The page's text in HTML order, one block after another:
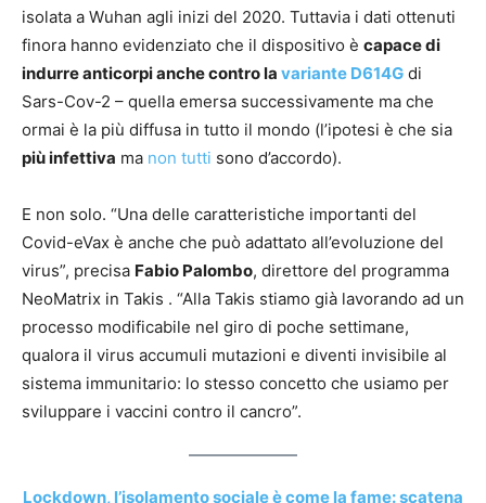
isolata a Wuhan agli inizi del 2020. Tuttavia i dati ottenuti
finora hanno evidenziato che il dispositivo è capace di
indurre anticorpi anche contro la variante D614G di
Sars-Cov-2 – quella emersa successivamente ma che
ormai è la più diffusa in tutto il mondo (l’ipotesi è che sia
più infettiva ma non tutti sono d’accordo).
E non solo. “Una delle caratteristiche importanti del
Covid-eVax è anche che può adattato all’evoluzione del
virus”, precisa Fabio Palombo, direttore del programma
NeoMatrix in Takis . “Alla Takis stiamo già lavorando ad un
processo modificabile nel giro di poche settimane,
qualora il virus accumuli mutazioni e diventi invisibile al
sistema immunitario: lo stesso concetto che usiamo per
sviluppare i vaccini contro il cancro”.
Lockdown, l’isolamento sociale è come la fame: scatena